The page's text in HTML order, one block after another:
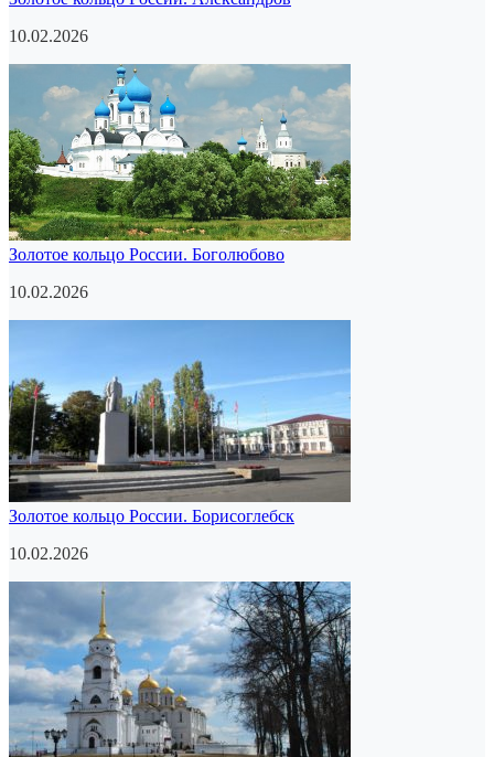
10.02.2026
Золотое кольцо России. Боголюбово
10.02.2026
Золотое кольцо России. Борисоглебск
10.02.2026